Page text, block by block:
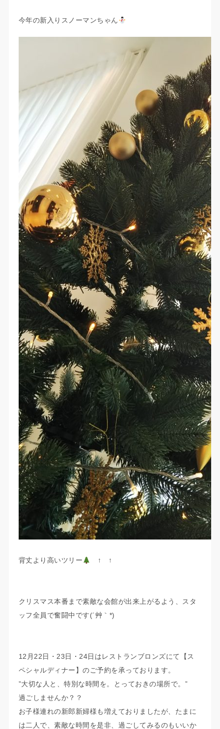
今年の新入りスノーマンちゃん
背丈より高いツリー ↑ ↑
クリスマス本番まで素敵な会館が出来上がるよう、スタ
ッフ全員で奮闘中です(´艸｀*)
12月22日・23日・24日はレストランブロンズにて【ス
ペシャルディナー】のご予約を承っております。
”大切な人と、特別な時間を。とっておきの場所で。”
過ごしませんか？？
お子様連れの新郎新婦様も増えておりましたが、たまに
は二人で、素敵な時間を是非、過ごしてみるのもいいか